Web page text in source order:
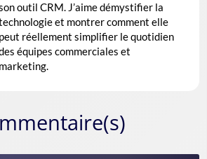
outil CRM. J’aime démystifier la
et montrer comment elle
peut réellement simplifier le quotidien
équipes commerciales et
marketing.